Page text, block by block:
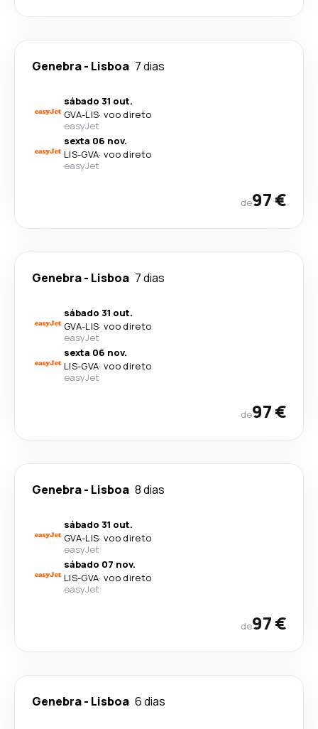
Genebra- Lisboa 7 dias
sábado 31 out.
GVA-LIS· voo direto
easyJet
sexta 06 nov.
LIS-GVA· voo direto
easyJet
de97 €
Genebra- Lisboa 7 dias
sábado 31 out.
GVA-LIS· voo direto
easyJet
sexta 06 nov.
LIS-GVA· voo direto
easyJet
de97 €
Genebra- Lisboa 8 dias
sábado 31 out.
GVA-LIS· voo direto
easyJet
sábado 07 nov.
LIS-GVA· voo direto
easyJet
de97 €
Genebra- Lisboa 6 dias